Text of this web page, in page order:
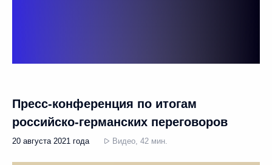
Пресс-конференция по итогам
российско-германских переговоров
20 августа 2021 года Видео, 42 мин.